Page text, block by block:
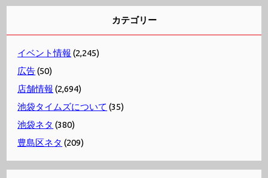
カテゴリー
イベント情報 (2,245)
広告(50)
店舗情報 (2,694)
池袋タイムズについて (35)
池袋ネタ (380)
豊島区ネタ (209)